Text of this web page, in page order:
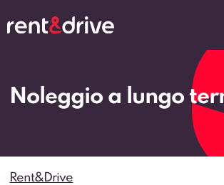
al
Noleggio a lungo
Rent&Drive